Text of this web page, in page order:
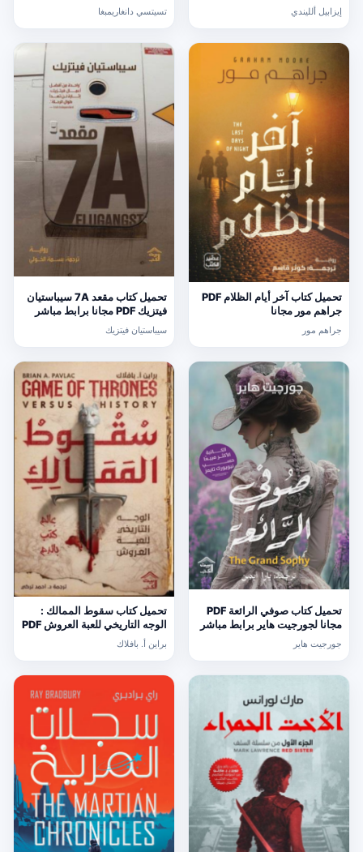
إيزابيل ألليندي
تسيتسي دانغاريمبغا
تحميل كتاب آخر أيام الظلام PDF
جراهم مور مجانا
جراهم مور
تحميل كتاب مقعد 7A سيباستيان
فيتزيك PDF مجانا برابط مباشر
سيباستيان فيتزيك
تحميل كتاب صوفي الرائعة PDF
مجانا لجورجيت هاير برابط مباشر
جورجيت هاير
تحميل كتاب سقوط الممالك :
الوجه التاريخي للعبة العروش PDF
مجانا
براين أ. بافلاك